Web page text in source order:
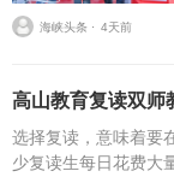
海峡头条 ⋅ 4天前
高山教育复读双师
选择复读，意味着要
少复读生每日花费大